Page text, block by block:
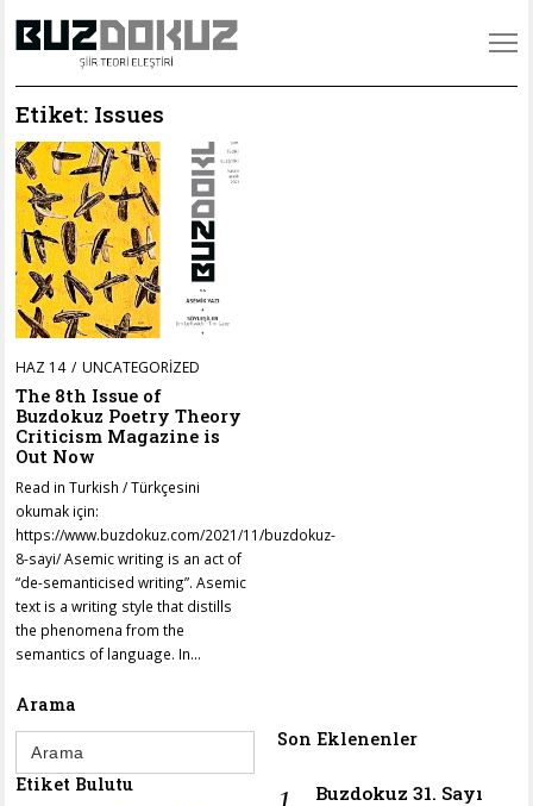
Etiket: Issues
POSTED
ON
HAZ 14KAS
08
UNCATEGORIZED
The 8th Issue of
Buzdokuz Poetry Theory
Criticism Magazine is
Out Now
Read in Turkish / Türkçesini
okumak için:
https://www.buzdokuz.com/2021/11/buzdokuz-
8-sayi/ Asemic writing is an act of
“de-semanticised writing”. Asemic
text is a writing style that distills
the phenomena from the
semantics of language. In…
Arama
Search
for: Son Eklenenler
Buzdokuz 31. Sayı
Etiket Bulutu